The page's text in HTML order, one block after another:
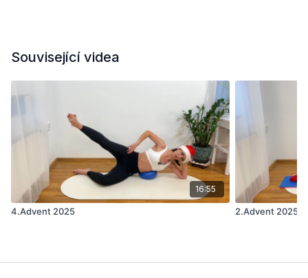
Související videa
16:55
4.Advent 2025 2.Advent 2025